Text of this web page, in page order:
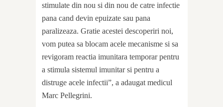
stimulate din nou si din nou de catre infectie
pana cand devin epuizate sau pana
paralizeaza. Gratie acestei descoperiri noi,
vom putea sa blocam acele mecanisme si sa
revigoram reactia imunitara temporar pentru
a stimula sistemul imunitar si pentru a
distruge acele infectii”, a adaugat medicul
Marc Pellegrini.